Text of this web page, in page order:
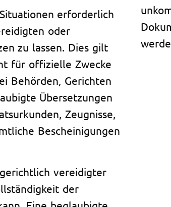
erforderlich
oder
zu lassen. Dies gilt
für offizielle Zwecke
Behörden, Gerichten
Übersetzungen
Zeugnisse,
Bescheinigungen
vereidigter
der